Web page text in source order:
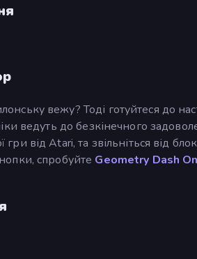
вежу? Тоді готуйтеся до
ведуть до безкінечного
гри від Atari, та звільніться від
спробуйте Geometry Dash